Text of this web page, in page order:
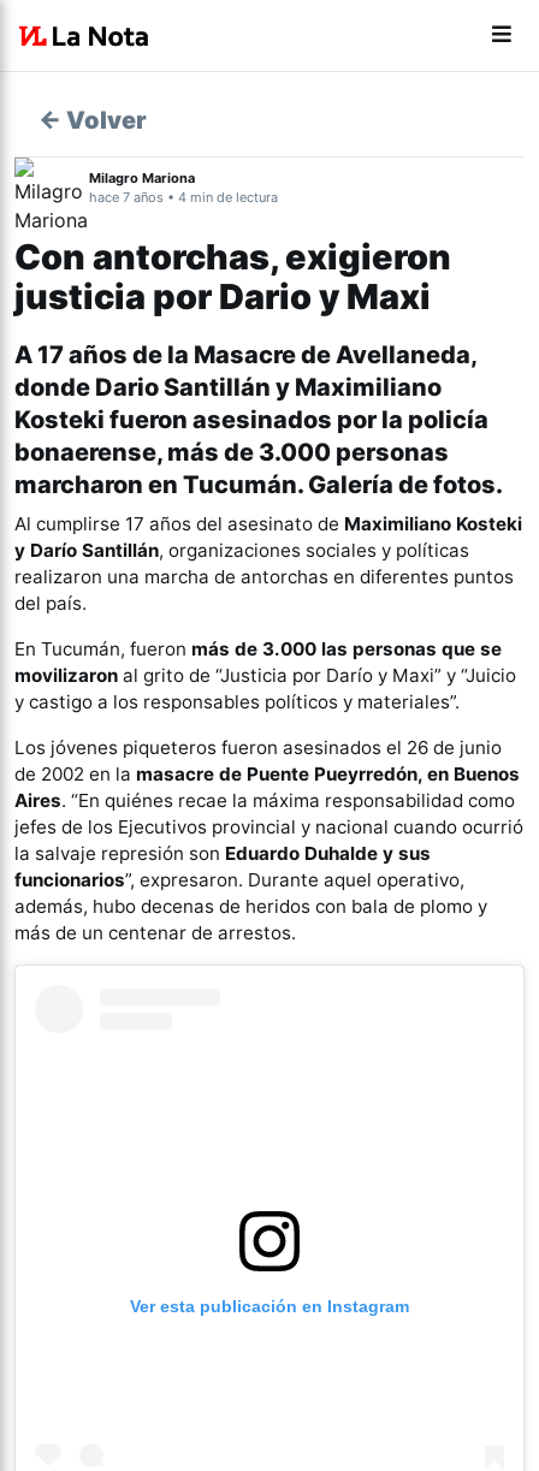
← Volver
Milagro Mariona
hace 7 años • 4 min de lectura
Con antorchas, exigieron
justicia por Dario y Maxi
A 17 años de la Masacre de Avellaneda,
donde Dario Santillán y Maximiliano
Kosteki fueron asesinados por la policía
bonaerense, más de 3.000 personas
marcharon en Tucumán. Galería de fotos.
Al cumplirse 17 años del asesinato de Maximiliano Kosteki
y Darío Santillán, organizaciones sociales y políticas
realizaron una marcha de antorchas en diferentes puntos
del país.
En Tucumán, fueron más de 3.000 las personas que se
movilizaron al grito de “Justicia por Darío y Maxi” y “Juicio
y castigo a los responsables políticos y materiales”.
Los jóvenes piqueteros fueron asesinados el 26 de junio
de 2002 en la masacre de Puente Pueyrredón, en Buenos
Aires. “En quiénes recae la máxima responsabilidad como
jefes de los Ejecutivos provincial y nacional cuando ocurrió
la salvaje represión son Eduardo Duhalde y sus
funcionarios”, expresaron. Durante aquel operativo,
además, hubo decenas de heridos con bala de plomo y
más de un centenar de arrestos.
Ver esta publicación en Instagram